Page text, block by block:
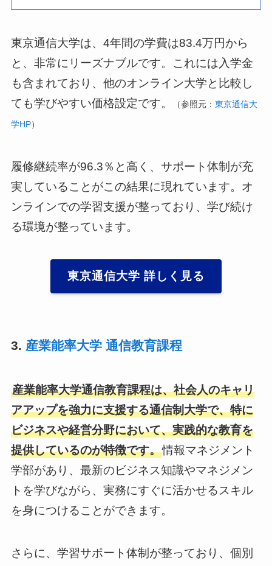
東京通信大学は、4年間の学費は83.4万円から
と、非常にリーズナブルです。これには入学金
も含まれており、他のオンライン大学と比較し
ても学びやすい価格設定です。
（参照元： 東京通信大
学HP）
履修継続率が96.3％と高く、サポート体制が充
実していることがこの結果に現れています。オ
ンラインでの学習支援が整っており、学び続け
る環境が整っています。
東京通信大学 詳しく見る
3. 産業能率大学 通信教育課程
産業能率大学通信教育課程は、社会人のキャリ
アアップを強力に支援する通信制大学で、特に
ビジネスや経営分野において、実践的な教育を
提供しているのが特徴です。情報マネジメント
学部があり、最新のビジネス知識やマネジメン
トを学びながら、実務にすぐに活かせるスキル
を身につけることができます。
さらに、学習サポート体制が整っており、個別